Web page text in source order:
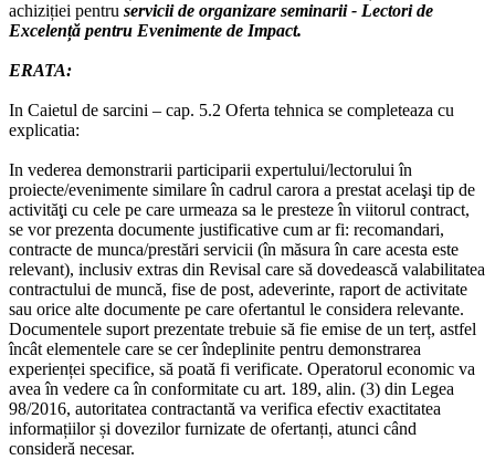
achiziției pentru servicii de organizare seminarii - Lectori de
Excelență pentru Evenimente de Impact.
ERATA:
In Caietul de sarcini – cap. 5.2 Oferta tehnica se completeaza cu
explicatia:
In vederea demonstrarii participarii expertului/lectorului în
proiecte/evenimente similare în cadrul carora a prestat acelaşi tip de
activităţi cu cele pe care urmeaza sa le presteze în viitorul contract,
se vor prezenta documente justificative cum ar fi: recomandari,
contracte de munca/prestări servicii (în măsura în care acesta este
relevant), inclusiv extras din Revisal care să dovedească valabilitatea
contractului de muncă, fise de post, adeverinte, raport de activitate
sau orice alte documente pe care ofertantul le considera relevante.
Documentele suport prezentate trebuie să fie emise de un terț, astfel
încât elementele care se cer îndeplinite pentru demonstrarea
experienței specifice, să poată fi verificate. Operatorul economic va
avea în vedere ca în conformitate cu art. 189, alin. (3) din Legea
98/2016, autoritatea contractantă va verifica efectiv exactitatea
informațiilor și dovezilor furnizate de ofertanți, atunci când
consideră necesar.